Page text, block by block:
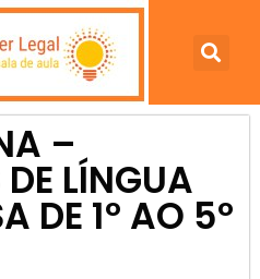
–
LÍNGUA
DE 1º AO 5º